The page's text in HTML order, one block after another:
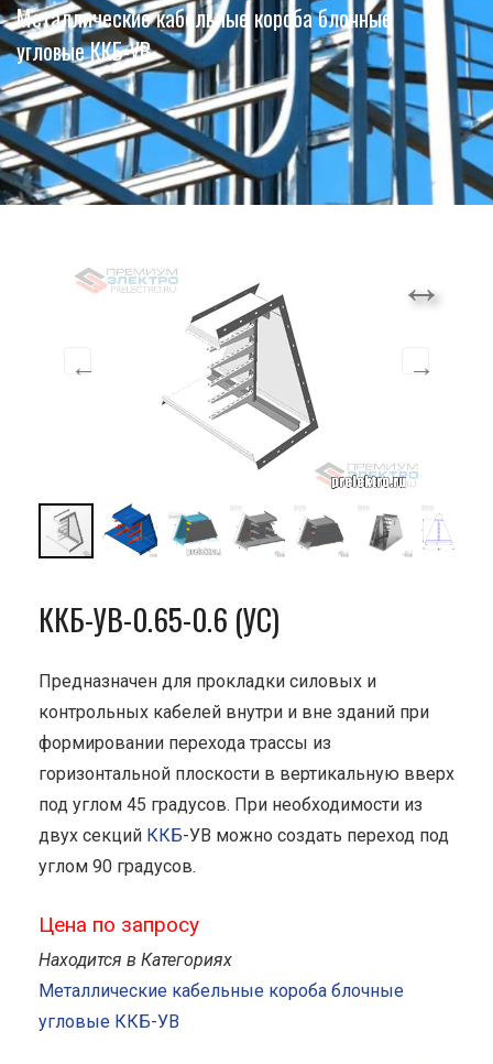
Металлические кабельные короба блочные
угловые ККБ-УВ
ККБ-УВ-0.65-0.6 (УС)
Предназначен для прокладки силовых и
контрольных кабелей внутри и вне зданий при
формировании перехода трассы из
горизонтальной плоскости в вертикальную вверх
под углом 45 градусов. При необходимости из
двух секций ККБ-УВ можно создать переход под
углом 90 градусов.
Цена по запросу
Находится в Категориях
Металлические кабельные короба блочные
угловые ККБ-УВ